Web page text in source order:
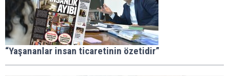
“Yaşananlar insan ticaretinin özetidir”